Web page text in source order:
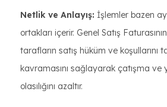
Netlik ve Anlayış: İşlemler bazen
ortakları içerir. Genel Satış
tarafların satış hüküm ve koşullarını
kavramasını sağlayarak çatışma ve
olasılığını azaltır.